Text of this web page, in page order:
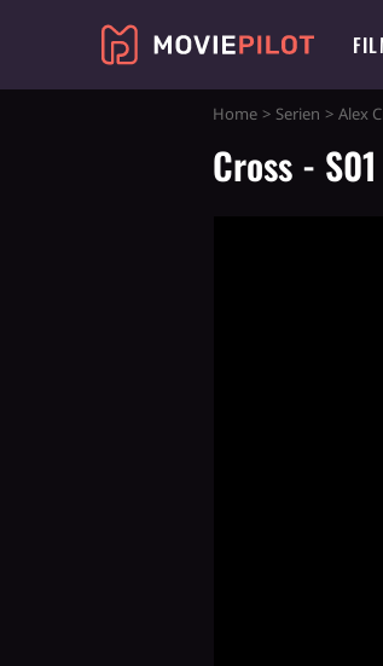
Home Serien Alex
Cross -